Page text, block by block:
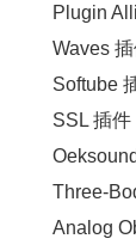
Plugin
Waves
Softube
SSL 插件
Three-
Analog